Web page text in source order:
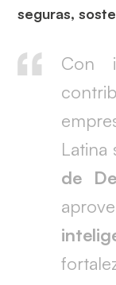
seguras,
Con
Latina
de